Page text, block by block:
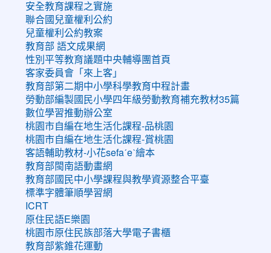
安全教育課程之實施
聯合國兒童權利公約
兒童權利公約教案
教育部 語文成果網
性別平等教育議題中央輔導團首頁
客家委員會「來上客」
教育部第二期中小學科學教育中程計畫
勞動部編製國民小學四年級勞動教育補充教材35篇
數位學習推動辦公室
桃園市自編在地生活化課程-品桃園
桃園市自編在地生活化課程-賞桃園
客語輔助教材-小花sefaˊeˋ繪本
教育部閩南語動畫網
教育部國民中小學課程與教學資源整合平臺
標準字體筆順學習網
ICRT
原住民語E樂園
桃園市原住民族部落大學電子書櫃
教育部紫錐花運動